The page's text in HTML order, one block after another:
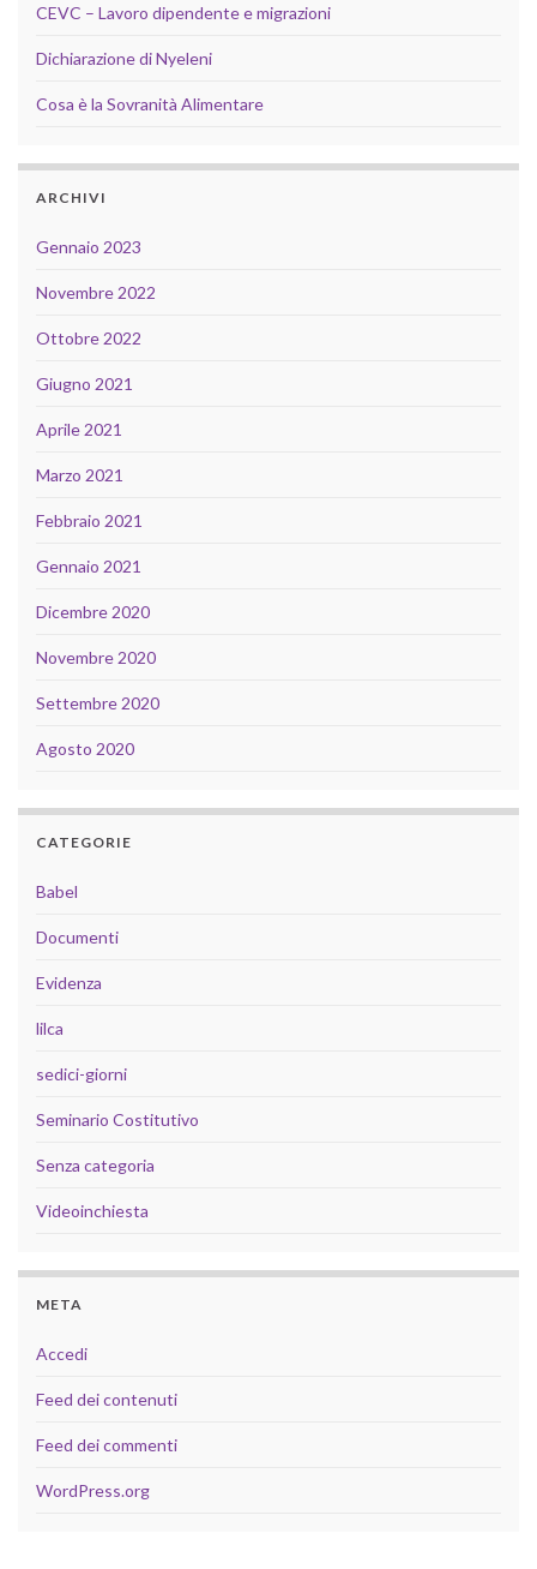
CEVC – Lavoro dipendente e migrazioni
Dichiarazione di Nyeleni
Cosa è la Sovranità Alimentare
ARCHIVI
Gennaio 2023
Novembre 2022
Ottobre 2022
Giugno 2021
Aprile 2021
Marzo 2021
Febbraio 2021
Gennaio 2021
Dicembre 2020
Novembre 2020
Settembre 2020
Agosto 2020
CATEGORIE
Babel
Documenti
Evidenza
lilca
sedici-giorni
Seminario Costitutivo
Senza categoria
Videoinchiesta
META
Accedi
Feed dei contenuti
Feed dei commenti
WordPress.org